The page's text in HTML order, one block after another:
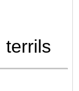
terrils